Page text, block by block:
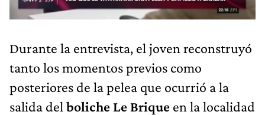
Durante la entrevista, el joven reconstruyó
tanto los momentos previos como
posteriores de la pelea que ocurrió a la
salida del boliche Le Brique en la localidad